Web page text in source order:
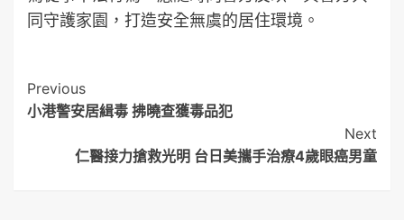
同守護家園，打造安全無虞的居住環境。
Post
Navigation
Previous
小港警安居緝毒 拂曉查獲毒品犯
Next
仁醫接力搶救光明 台日美攜手治療4歲眼癌男童